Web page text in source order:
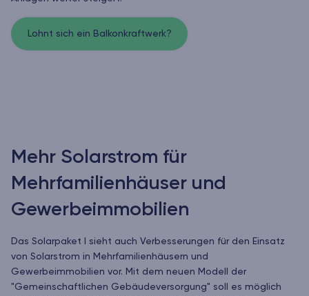
Lohnt sich ein Balkonkraftwerk?
Mehr Solarstrom für
Mehrfamilienhäuser und
Gewerbeimmobilien
Das Solarpaket I sieht auch Verbesserungen für den Einsatz
von Solarstrom in Mehrfamilienhäusern und
Gewerbeimmobilien vor. Mit dem neuen Modell der
"Gemeinschaftlichen Gebäudeversorgung" soll es möglich